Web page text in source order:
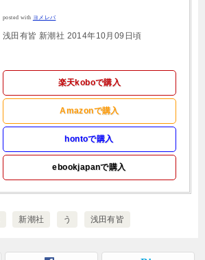
posted with ヨメレバ
浅田有皆 新潮社 2014年10月09日頃
楽天koboで購入
Amazonで購入
hontoで購入
ebookjapanで購入
新潮社 う 浅田有皆